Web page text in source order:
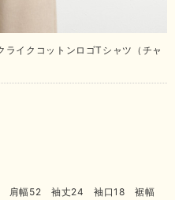
ライクコットンロゴTシャツ（チャ
肩幅52 袖丈24 袖口18 裾幅